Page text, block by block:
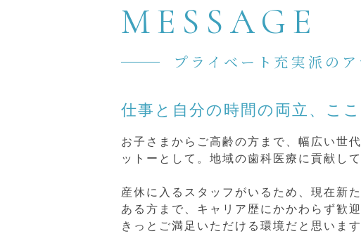
MESSAGE
プライベート充実派のア
仕事と自分の時間の両立、こ
お子さまからご高齢の方まで、幅広い世
ットーとして。地域の歯科医療に貢献して
産休に入るスタッフがいるため、現在新
ある方まで、キャリア歴にかかわらず歓
きっとご満足いただける環境だと思います